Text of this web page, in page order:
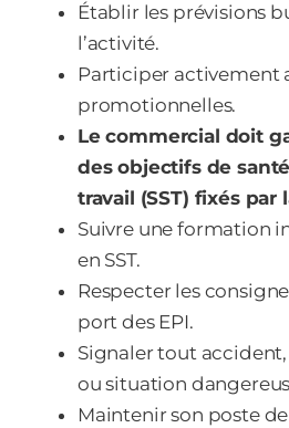
Établir les prévisions
l’activité.
Participer activement
promotionnelles.
Le commercial doit
des objectifs de
travail (SST) fixés par
Suivre une formation
en SST.
Respecter les
port des EPI.
Signaler tout
ou situation
Maintenir son poste